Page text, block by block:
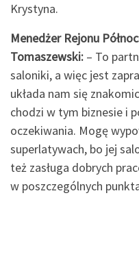
Krystyna.
Menedżer Rejonu
Tomaszewski: – To
saloniki, a więc jest
układa nam się
chodzi w tym biznesie i
oczekiwania. Mogę
superlatywach, bo jej
też zasługa dobrych
w poszczególnych